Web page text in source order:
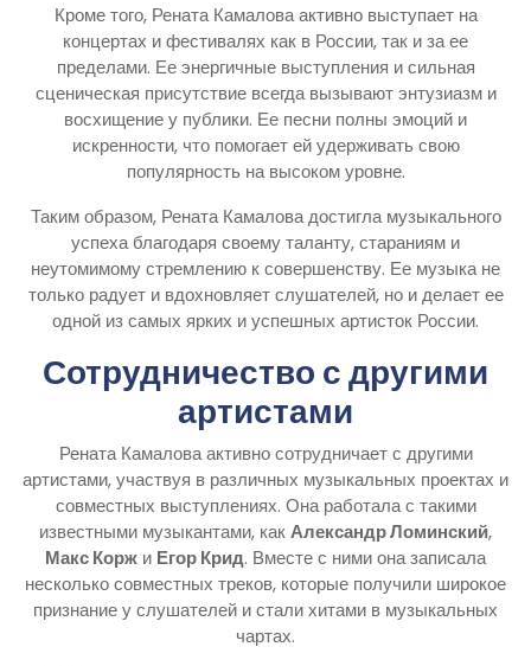
Кроме того, Рената Камалова активно выступает на
концертах и фестивалях как в России, так и за ее
пределами. Ее энергичные выступления и сильная
сценическая присутствие всегда вызывают энтузиазм и
восхищение у публики. Ее песни полны эмоций и
искренности, что помогает ей удерживать свою
популярность на высоком уровне.
Таким образом, Рената Камалова достигла музыкального
успеха благодаря своему таланту, стараниям и
неутомимому стремлению к совершенству. Ее музыка не
только радует и вдохновляет слушателей, но и делает ее
одной из самых ярких и успешных артисток России.
Сотрудничество с другими
артистами
Рената Камалова активно сотрудничает с другими
артистами, участвуя в различных музыкальных проектах и
совместных выступлениях. Она работала с такими
известными музыкантами, какАлександр Ломинский,
Макс Корж и Егор Крид. Вместе с ними она записала
несколько совместных треков, которые получили широкое
признание у слушателей и стали хитами в музыкальных
чартах.